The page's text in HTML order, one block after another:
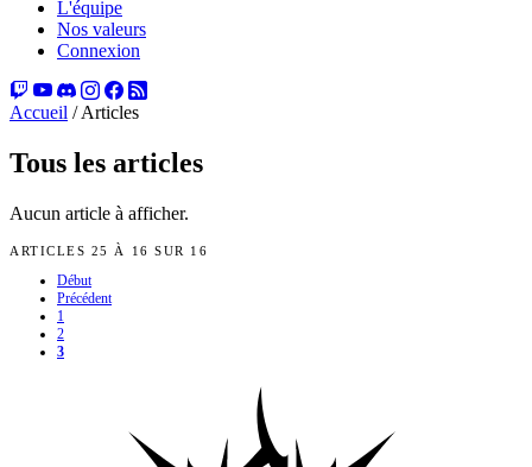
L'équipe
Nos valeurs
Connexion
Accueil / Articles
Tous les articles
Aucun article à afficher.
ARTICLES 25 À 16 SUR 16
Début
Précédent
1
2
3